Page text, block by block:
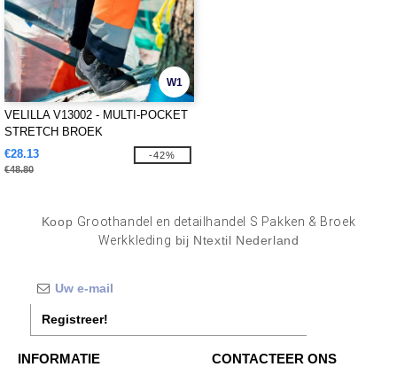
W1
VELILLA V13002 - MULTI-POCKET
STRETCH BROEK
€28.13
€48.80
-42%
Koop Groothandel en detailhandel S Pakken & Broek
Werkkleding bij Ntextil Nederland
Registreer!
INFORMATIE CONTACTEER ONS